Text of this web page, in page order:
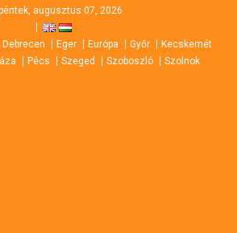
augusztus 07, 2026
Debrecen Eger Európa Győr
Kecskemét
Pécs Szeged Szoboszló Szolnok